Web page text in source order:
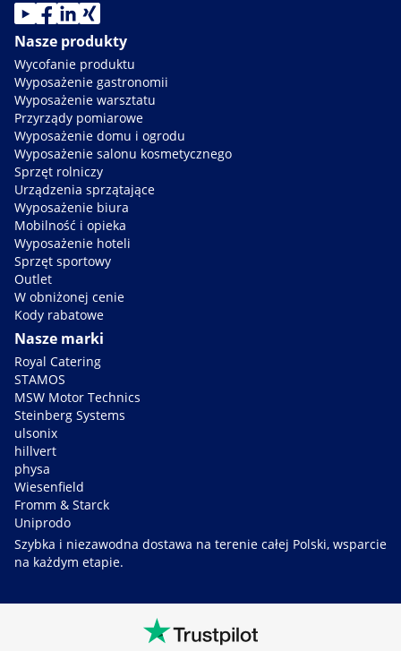
Nasze produkty
Wycofanie produktu
Wyposażenie gastronomii
Wyposażenie warsztatu
Przyrządy pomiarowe
Wyposażenie domu i ogrodu
Wyposażenie salonu kosmetycznego
Sprzęt rolniczy
Urządzenia sprzątające
Wyposażenie biura
Mobilność i opieka
Wyposażenie hoteli
Sprzęt sportowy
Outlet
W obniżonej cenie
Kody rabatowe
Nasze marki
Royal Catering
STAMOS
MSW Motor Technics
Steinberg Systems
ulsonix
hillvert
physa
Wiesenfield
Fromm & Starck
Uniprodo
Szybka i niezawodna dostawa na terenie całej Polski, wsparcie
na każdym etapie.